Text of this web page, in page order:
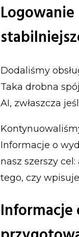
Dodaliśmy
Taka drobna
AI, zwłaszcza
Informacje o
nasz szerszy
tego, czy